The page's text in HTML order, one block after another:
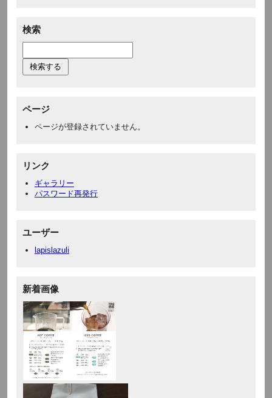
検索
ページ
ページが登録されていません。
リンク
ギャラリー
パスワード再発行
ユーザー
lapislazuli
新着画像